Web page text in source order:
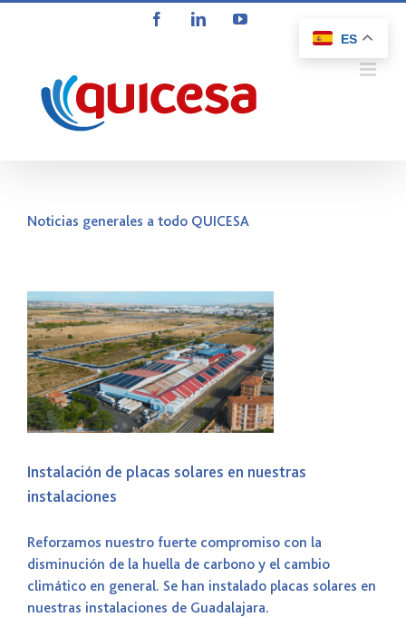
FacebookLinkedInYouTube
Noticias generales a todo QUICESA
Instalación de placas solares en nuestras
instalaciones
Reforzamos nuestro fuerte compromiso con la
disminución de la huella de carbono y el cambio
climático en general. Se han instalado placas solares en
nuestras instalaciones de Guadalajara.
ES